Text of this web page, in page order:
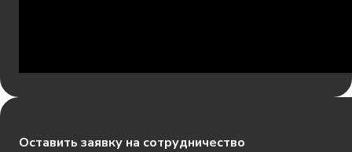
Оставить заявку на сотрудничество